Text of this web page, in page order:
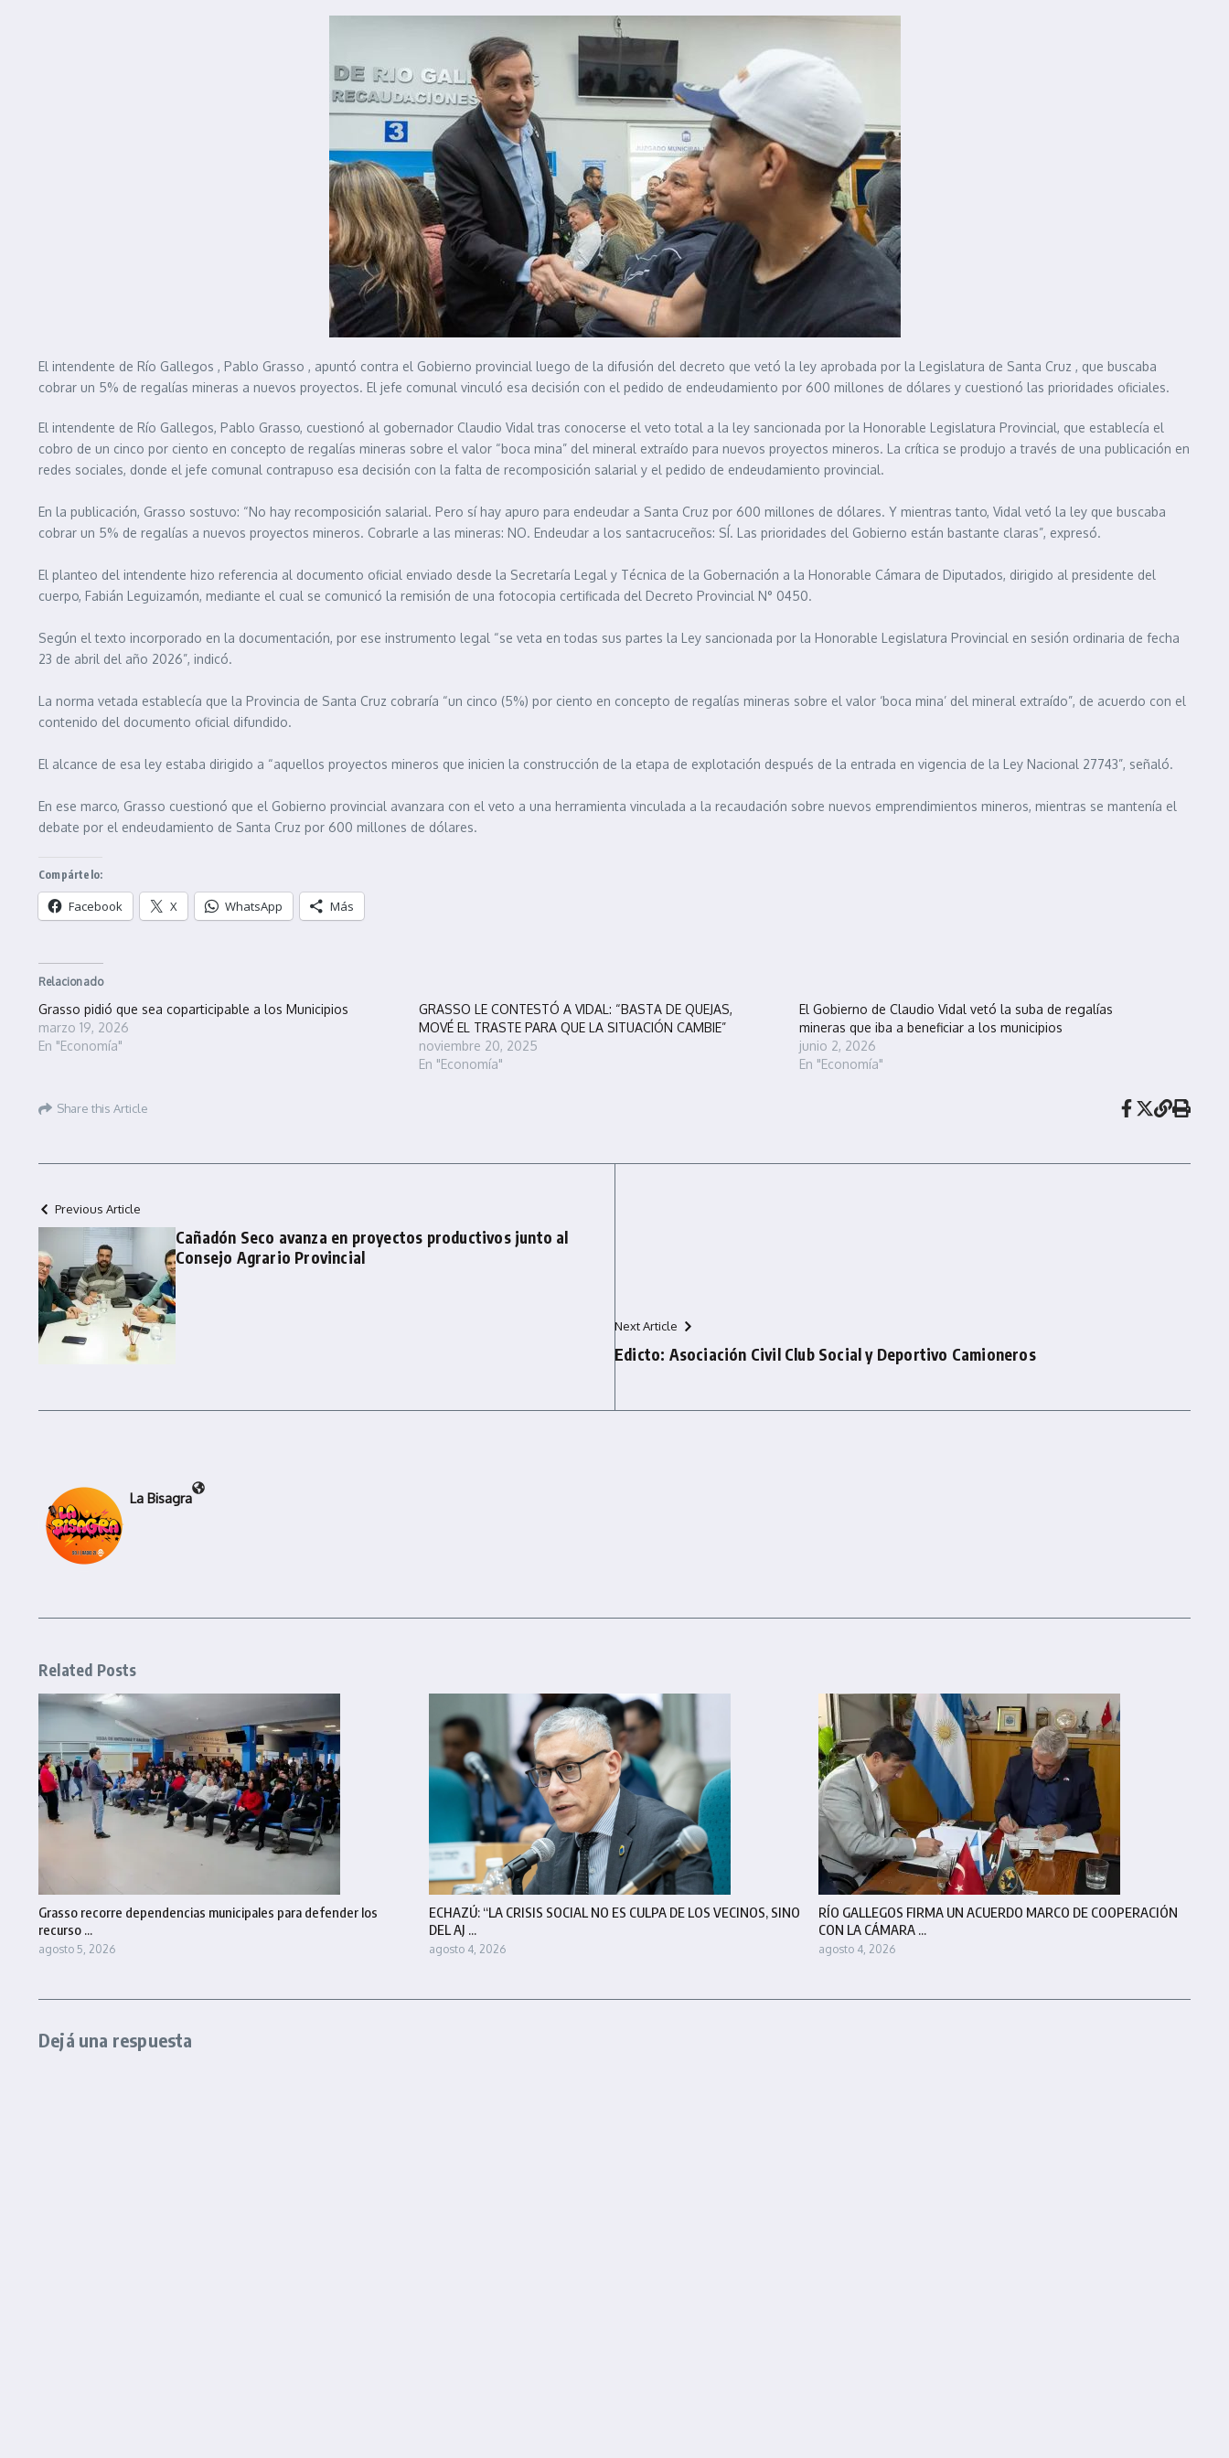
El intendente de Río Gallegos , Pablo Grasso , apuntó contra el Gobierno provincial luego de la difusión del decreto que vetó la ley aprobada por la Legislatura de Santa Cruz , que buscaba
cobrar un 5% de regalías mineras a nuevos proyectos. El jefe comunal vinculó esa decisión con el pedido de endeudamiento por 600 millones de dólares y cuestionó las prioridades oficiales.
El intendente de Río Gallegos, Pablo Grasso, cuestionó al gobernador Claudio Vidal tras conocerse el veto total a la ley sancionada por la Honorable Legislatura Provincial, que establecía el
cobro de un cinco por ciento en concepto de regalías mineras sobre el valor “boca mina” del mineral extraído para nuevos proyectos mineros. La crítica se produjo a través de una publicación en
redes sociales, donde el jefe comunal contrapuso esa decisión con la falta de recomposición salarial y el pedido de endeudamiento provincial.
En la publicación, Grasso sostuvo: “No hay recomposición salarial. Pero sí hay apuro para endeudar a Santa Cruz por 600 millones de dólares. Y mientras tanto, Vidal vetó la ley que buscaba
cobrar un 5% de regalías a nuevos proyectos mineros. Cobrarle a las mineras: NO. Endeudar a los santacruceños: SÍ. Las prioridades del Gobierno están bastante claras”, expresó.
El planteo del intendente hizo referencia al documento oficial enviado desde la Secretaría Legal y Técnica de la Gobernación a la Honorable Cámara de Diputados, dirigido al presidente del
cuerpo, Fabián Leguizamón, mediante el cual se comunicó la remisión de una fotocopia certificada del Decreto Provincial N° 0450.
Según el texto incorporado en la documentación, por ese instrumento legal “se veta en todas sus partes la Ley sancionada por la Honorable Legislatura Provincial en sesión ordinaria de fecha
23 de abril del año 2026”, indicó.
La norma vetada establecía que la Provincia de Santa Cruz cobraría “un cinco (5%) por ciento en concepto de regalías mineras sobre el valor ‘boca mina’ del mineral extraído”, de acuerdo con el
contenido del documento oficial difundido.
El alcance de esa ley estaba dirigido a “aquellos proyectos mineros que inicien la construcción de la etapa de explotación después de la entrada en vigencia de la Ley Nacional 27743”, señaló.
En ese marco, Grasso cuestionó que el Gobierno provincial avanzara con el veto a una herramienta vinculada a la recaudación sobre nuevos emprendimientos mineros, mientras se mantenía el
debate por el endeudamiento de Santa Cruz por 600 millones de dólares.
Compártelo:
Facebook X WhatsApp Más
Relacionado
Grasso pidió que sea coparticipable a los Municipios
marzo 19, 2026
En "Economía"
GRASSO LE CONTESTÓ A VIDAL: “BASTA DE QUEJAS,
MOVÉ EL TRASTE PARA QUE LA SITUACIÓN CAMBIE”
noviembre 20, 2025
En "Economía"
El Gobierno de Claudio Vidal vetó la suba de regalías
mineras que iba a beneficiar a los municipios
junio 2, 2026
En "Economía"
Share this Article
Previous Article
Cañadón Seco avanza en proyectos productivos junto al
Consejo Agrario Provincial
Next Article
Edicto: Asociación Civil Club Social y Deportivo Camioneros
La Bisagra
Related Posts
Grasso recorre dependencias municipales para defender los
recurso ...
agosto 5, 2026
ECHAZÚ: “LA CRISIS SOCIAL NO ES CULPA DE LOS VECINOS, SINO
DEL AJ ...
agosto 4, 2026
RÍO GALLEGOS FIRMA UN ACUERDO MARCO DE COOPERACIÓN
CON LA CÁMARA ...
agosto 4, 2026
Dejá una respuesta